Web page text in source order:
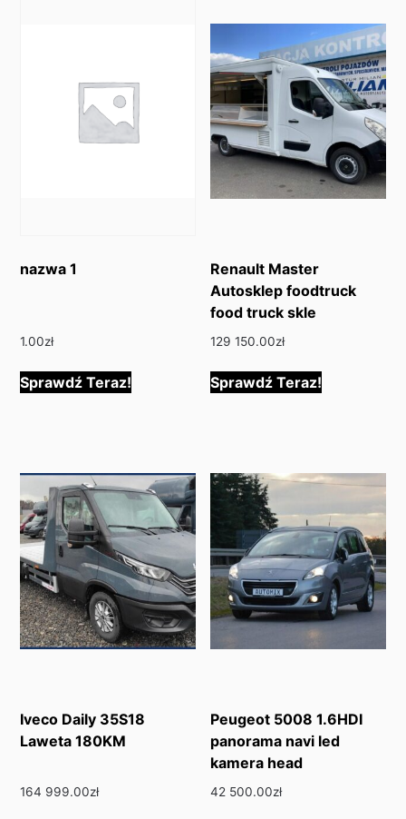
nazwa 1
1.00zł
Sprawdź Teraz!
Renault Master
Autosklep foodtruck
food truck skle
129 150.00zł
Sprawdź Teraz!
Iveco Daily 35S18
Laweta 180KM
164 999.00zł
Peugeot 5008 1.6HDI
panorama navi led
kamera head
42 500.00zł